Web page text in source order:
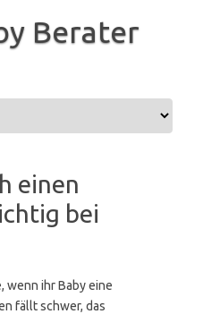
Berater
einen
bei
wenn ihr Baby eine
fällt schwer, das